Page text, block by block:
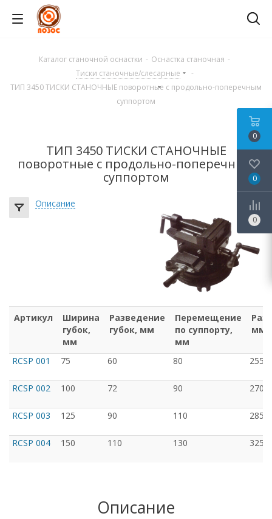
Каталог станочной оснастки - Оснастка станочная -
Тиски станочные/слесарные
-
ТИП 3450 ТИСКИ СТАНОЧНЫЕ поворотные с продольно-поперечным
суппортом
ТИП 3450 ТИСКИ СТАНОЧНЫЕ
поворотные с продольно-поперечным
суппортом
Описание
Артикул
Ширина
губок,
мм
Разведение
губок, мм
Перемещение
по суппорту,
мм
мм
RCSP 001 75 60 80
RCSP 002 100 72 90
RCSP 003 125 90 110
RCSP 004 150 110 130
Описание
0
0
0